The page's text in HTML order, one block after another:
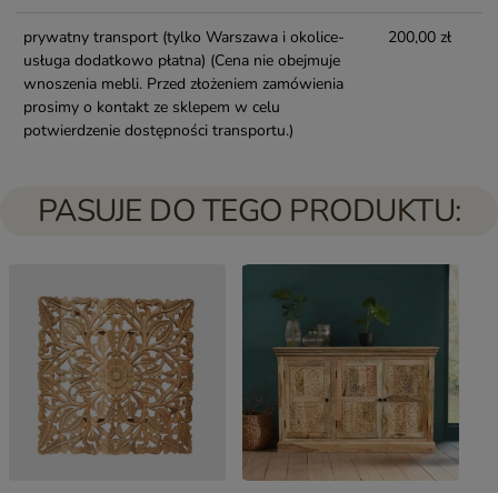
prywatny transport (tylko Warszawa i okolice-
usługa dodatkowo płatna) (Cena nie obejmuje
wnoszenia mebli. Przed złożeniem zamówienia
prosimy o kontakt ze sklepem w celu
potwierdzenie dostępności transportu.)
200,00 zł
PASUJE DO TEGO PRODUKTU: